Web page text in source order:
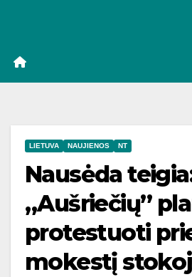
LIETUVA NAUJIENOS NT
Nausėda
„Aušriečių”
protestuoti
mokestį